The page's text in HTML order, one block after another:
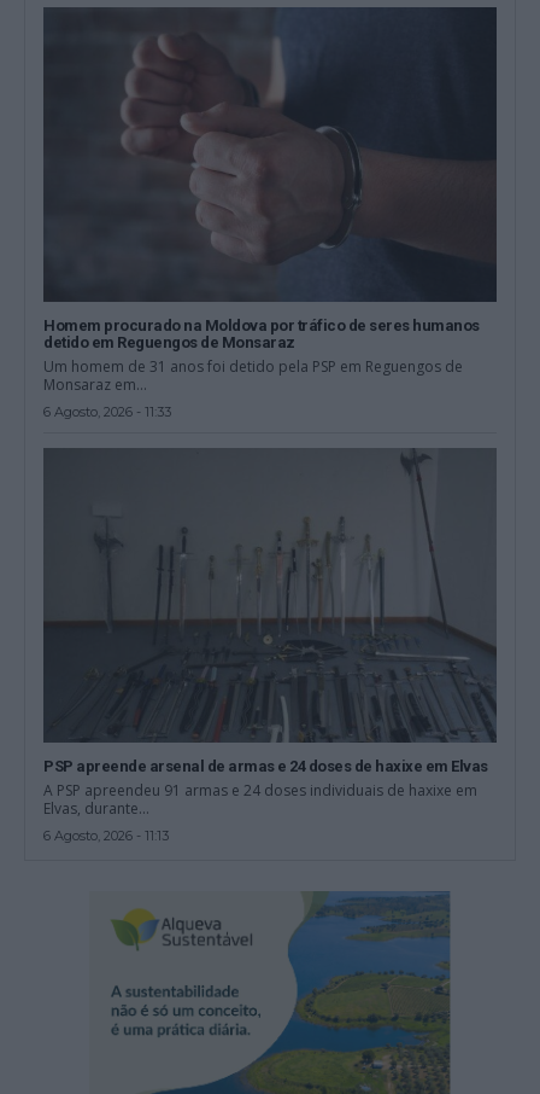
Homem procurado na Moldova por tráfico de seres humanos
detido em Reguengos de Monsaraz
Um homem de 31 anos foi detido pela PSP em Reguengos de
Monsaraz em...
6 Agosto, 2026 - 11:33
PSP apreende arsenal de armas e 24 doses de haxixe em Elvas
A PSP apreendeu 91 armas e 24 doses individuais de haxixe em
Elvas, durante...
6 Agosto, 2026 - 11:13